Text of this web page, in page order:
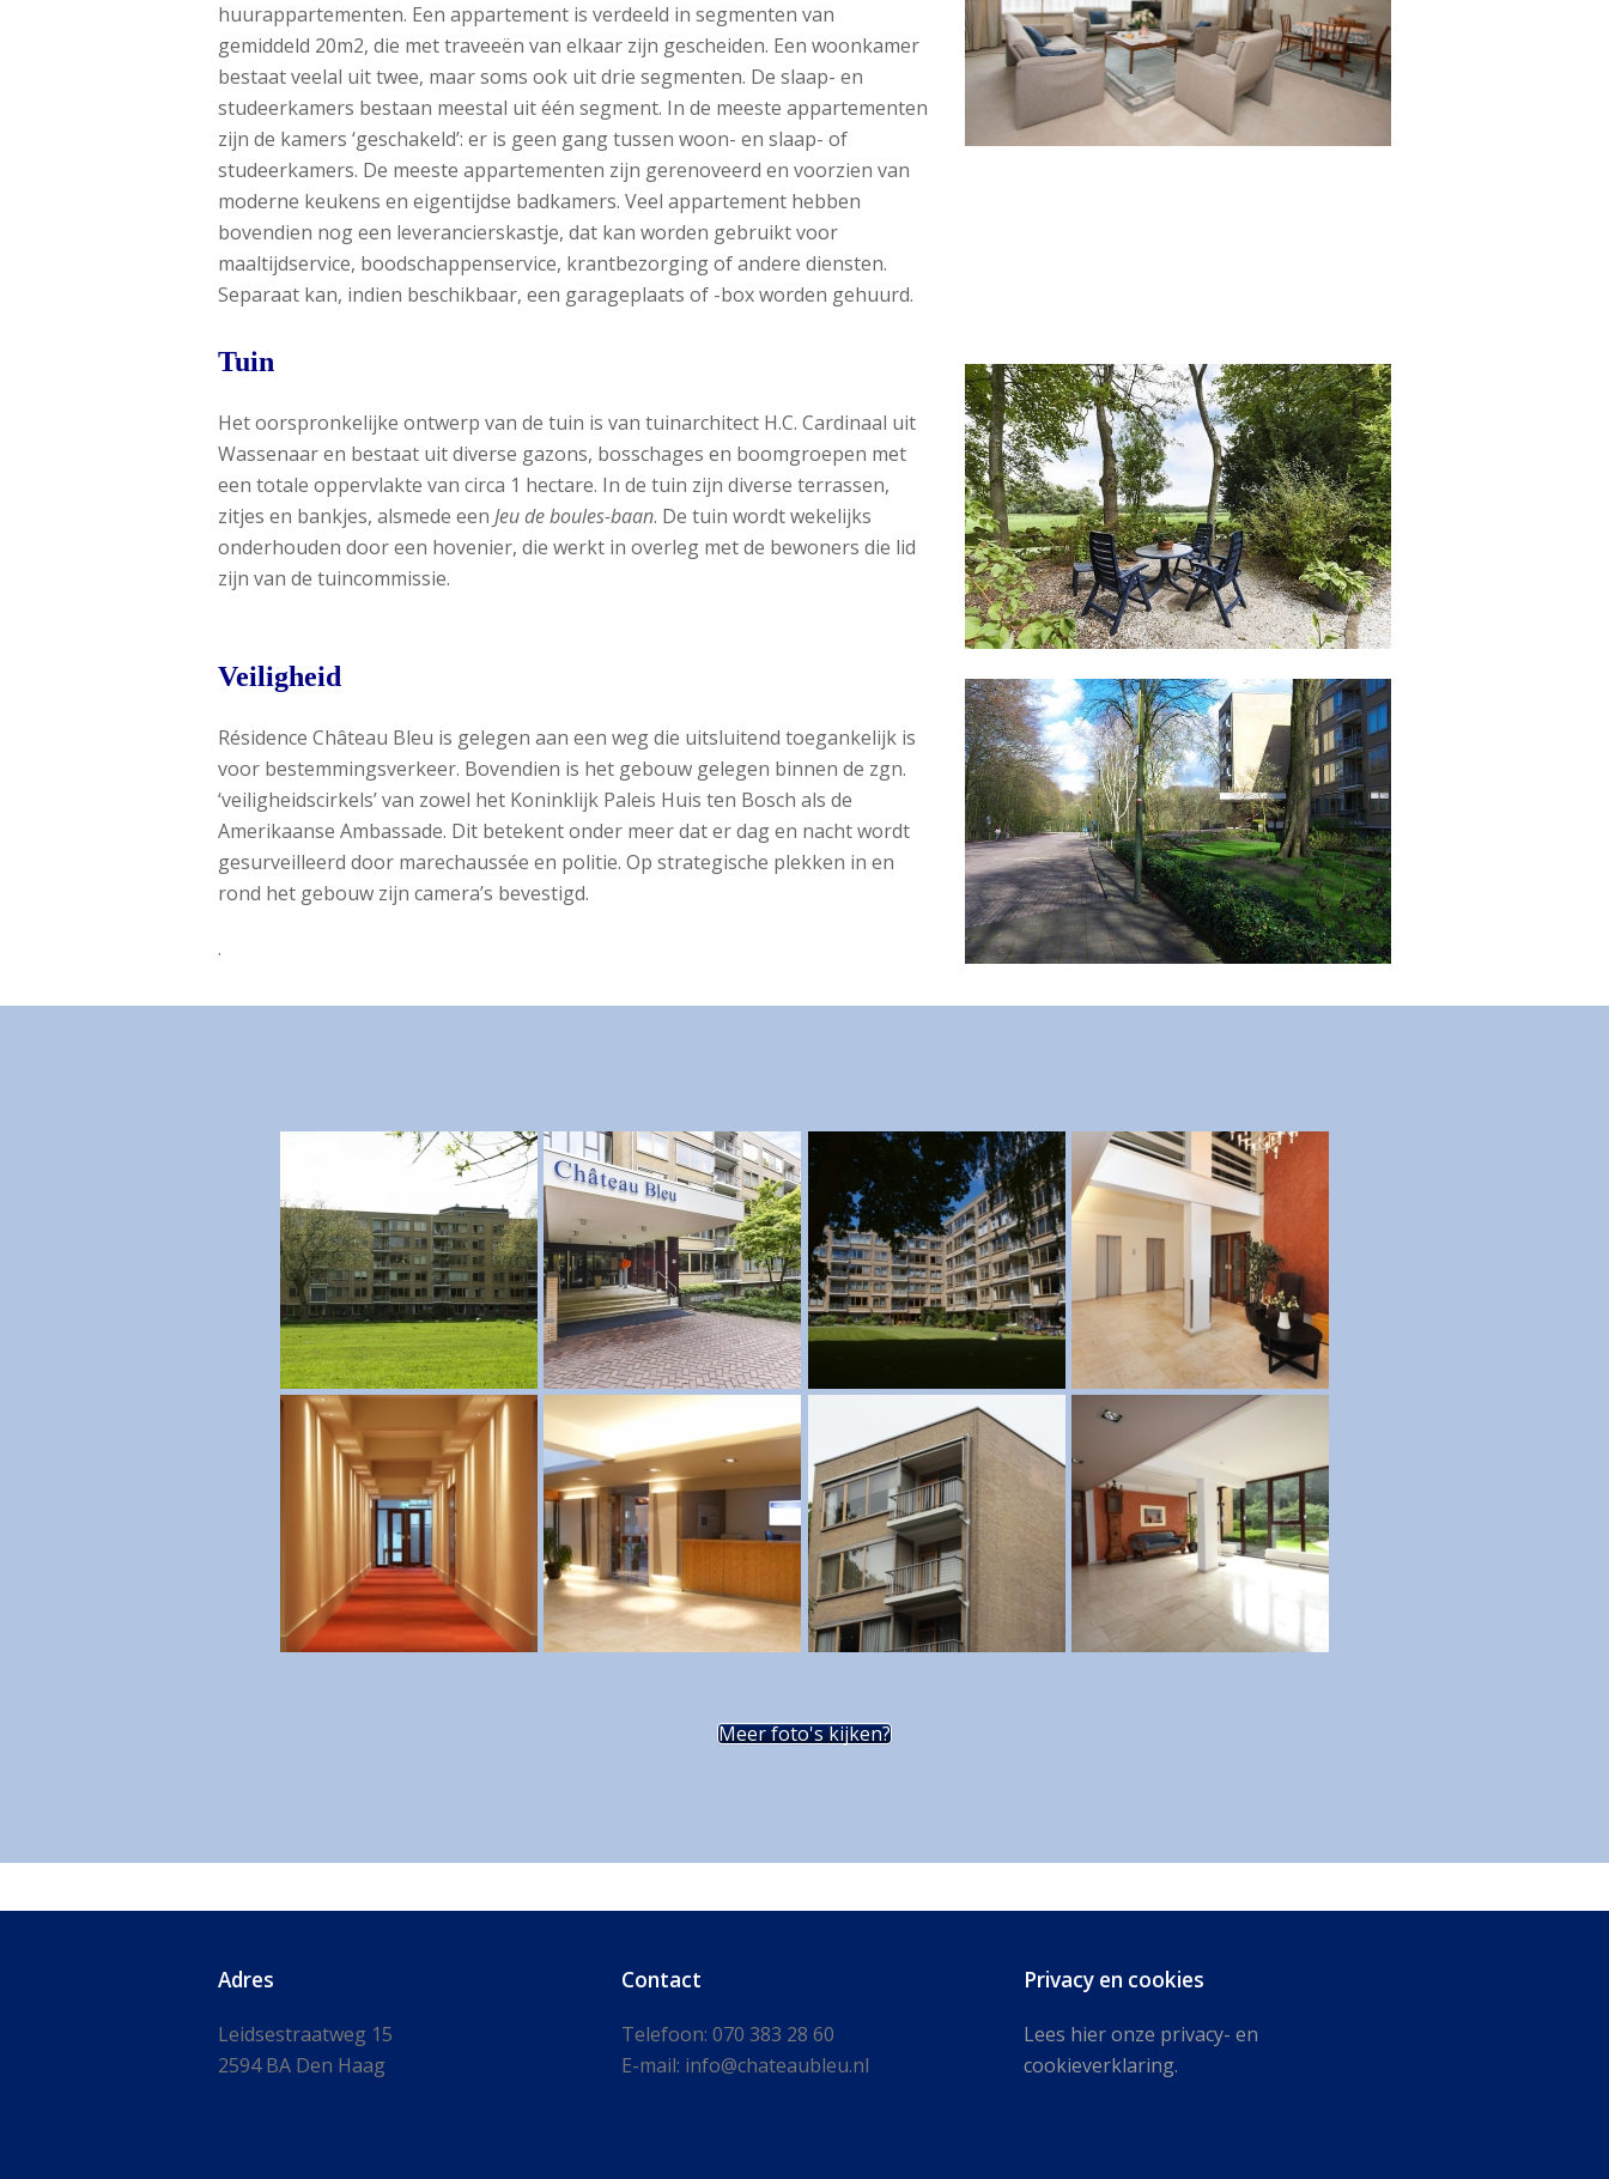
huurappartementen. Een appartement is verdeeld in segmenten van
gemiddeld 20m2, die met traveeën van elkaar zijn gescheiden. Een woonkamer
bestaat veelal uit twee, maar soms ook uit drie segmenten. De slaap- en
studeerkamers bestaan meestal uit één segment. In de meeste appartementen
zijn de kamers ‘geschakeld’: er is geen gang tussen woon- en slaap- of
studeerkamers. De meeste appartementen zijn gerenoveerd en voorzien van
moderne keukens en eigentijdse badkamers. Veel appartement hebben
bovendien nog een leverancierskastje, dat kan worden gebruikt voor
maaltijdservice, boodschappenservice, krantbezorging of andere diensten.
Separaat kan, indien beschikbaar, een garageplaats of -box worden gehuurd.
Tuin
Het oorspronkelijke ontwerp van de tuin is van tuinarchitect H.C. Cardinaal uit
Wassenaar en bestaat uit diverse gazons, bosschages en boomgroepen met
een totale oppervlakte van circa 1 hectare. In de tuin zijn diverse terrassen,
zitjes en bankjes, alsmede een Jeu de boules-baan. De tuin wordt wekelijks
onderhouden door een hovenier, die werkt in overleg met de bewoners die lid
zijn van de tuincommissie.
Veiligheid
Résidence Château Bleu is gelegen aan een weg die uitsluitend toegankelijk is
voor bestemmingsverkeer. Bovendien is het gebouw gelegen binnen de zgn.
‘veiligheidscirkels’ van zowel het Koninklijk Paleis Huis ten Bosch als de
Amerikaanse Ambassade. Dit betekent onder meer dat er dag en nacht wordt
gesurveilleerd door marechaussée en politie. Op strategische plekken in en
rond het gebouw zijn camera’s bevestigd.
.
Meer foto's kijken?
Adres
Leidsestraatweg 15
2594 BA Den Haag
Contact
Telefoon: 070 383 28 60
E-mail: info@chateaubleu.nl
Privacy en cookies
Lees hier onze privacy- en
cookieverklaring.